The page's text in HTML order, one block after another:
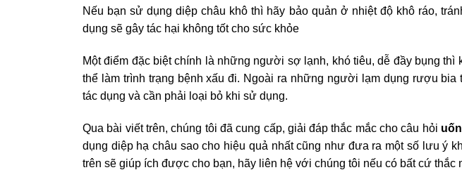
Nếu bạn sử dụng diệp châu khô thì hãy bảo quản ở nhiệt độ khô ráo,
dụng sẽ gây tác hại không tốt cho sức khỏe
Một điểm đặc biệt chính là những người sợ lạnh, khó tiêu, dễ đầy bụng thì
thể làm trình trạng bệnh xấu đi. Ngoài ra những người lạm dụng rượu
tác dụng và cần phải loại bỏ khi sử dụng.
Qua bài viết trên, chúng tôi đã cung cấp, giải đáp thắc mắc cho câu hỏi
dụng diệp hạ châu sao cho hiệu quả nhất cũng như đưa ra một số lưu ý
trên sẽ giúp ích được cho bạn, hãy liên hệ với chúng tôi nếu có bất cứ thắc